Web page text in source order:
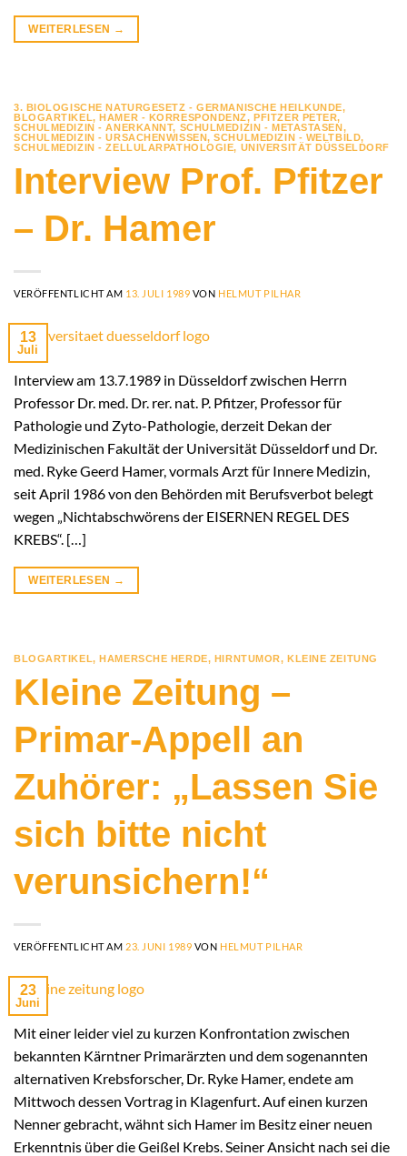
WEITERLESEN →
3. BIOLOGISCHE NATURGESETZ - GERMANISCHE HEILKUNDE,
BLOGARTIKEL,HAMER - KORRESPONDENZ,PFITZER PETER,
SCHULMEDIZIN - ANERKANNT, SCHULMEDIZIN - METASTASEN,
SCHULMEDIZIN - URSACHENWISSEN,SCHULMEDIZIN - WELTBILD,
SCHULMEDIZIN - ZELLULARPATHOLOGIE, UNIVERSITÄT DÜSSELDORF
Interview Prof. Pfitzer
– Dr. Hamer
VERÖFFENTLICHT AM 13. JULI 1989 VON HELMUT PILHAR
13
Juli
Interview am 13.7.1989 in Düsseldorf zwischen Herrn
Professor Dr. med. Dr. rer. nat. P. Pfitzer, Professor für
Pathologie und Zyto-Pathologie, derzeit Dekan der
Medizinischen Fakultät der Universität Düsseldorf und Dr.
med. Ryke Geerd Hamer, vormals Arzt für Innere Medizin,
seit April 1986 von den Behörden mit Berufsverbot belegt
wegen „Nichtabschwörens der EISERNEN REGEL DES
KREBS“. […]
WEITERLESEN →
BLOGARTIKEL,HAMERSCHE HERDE, HIRNTUMOR, KLEINE ZEITUNG
Kleine Zeitung –
Primar-Appell an
Zuhörer: „Lassen Sie
sich bitte nicht
verunsichern!“
VERÖFFENTLICHT AM 23. JUNI 1989 VON HELMUT PILHAR
23
Juni
Mit einer leider viel zu kurzen Konfrontation zwischen
bekannten Kärntner Primarärzten und dem sogenannten
alternativen Krebsforscher, Dr. Ryke Hamer, endete am
Mittwoch dessen Vortrag in Klagenfurt. Auf einen kurzen
Nenner gebracht, wähnt sich Hamer im Besitz einer neuen
Erkenntnis über die Geißel Krebs. Seiner Ansicht nach sei die